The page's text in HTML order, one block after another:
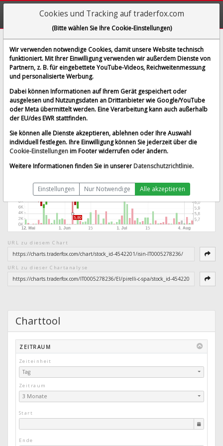
Pirelli & C. S.p.A.
[2PI | WKN A2DX1M | ISIN IT0005278236]
6,560 € -0,68 %
Echtzeit-Aktienkurs vom 08.08.2026 um 05:58 Uhr
Echtzeit Euro Splitbereinigt
URL zu diesem Chart
URL zu dieser Chartanalyse
Charttool
ZEITRAUM
Zeiteinheit
Tag
Zeitraum
3 Monate
Start
Ende
Cookies und Tracking auf traderfox.com
(Bitte wählen Sie Ihre Cookie-Einstellungen)
Wir verwenden notwendige Cookies, damit unsere Website technisch
funktioniert. Mit Ihrer Einwilligung verwenden wir außerdem Dienste von
Partnern, z. B. für eingebettete YouTube-Videos, Reichweitenmessung
und personalisierte Werbung.
Dabei können Informationen auf Ihrem Gerät gespeichert oder
ausgelesen und Nutzungsdaten an Drittanbieter wie Google/YouTube
oder Meta übermittelt werden. Eine Verarbeitung kann auch außerhalb
der EU/des EWR stattfinden.
Sie können alle Dienste akzeptieren, ablehnen oder Ihre Auswahl
individuell festlegen. Ihre Einwilligung können Sie jederzeit über die
Cookie-Einstellungenim Footer widerrufen oder ändern.
Weitere Informationen finden Sie in unserer Datenschutzrichtlinie.
Einstellungen Nur Notwendige Alle akzeptieren